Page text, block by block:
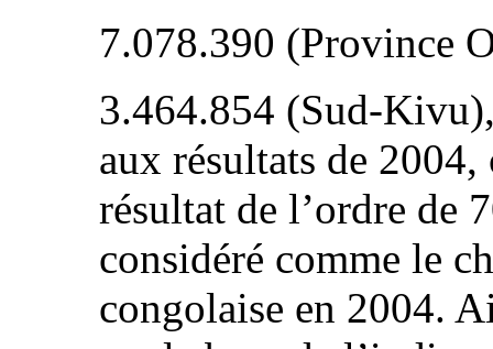
7.078.390 (Province
3.464.854 (Sud-
aux résultats de
résultat de l’ordre de
considéré comme le
congolaise en 2004.